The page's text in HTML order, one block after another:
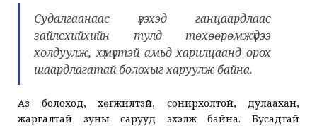
Судалгаанаас үзэхэд ганцаардлаас
зайлсхийхийн тулд төхөөрөмжүүдээ
холдуулж, хүмүүстэй амьд харилцаанд орох
шаардлагатай болохыг харуулж байна.
Аз болоход, хөгжилтэй, сонирхолтой, дулаахан,
жаргалтай зуны сарууд эхэлж байна. Бусадтай